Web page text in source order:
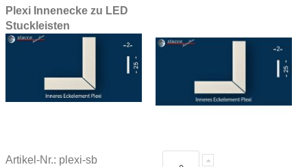
Plexi Innenecke zu LED
Stuckleisten
Artikel-Nr.: plexi-sb